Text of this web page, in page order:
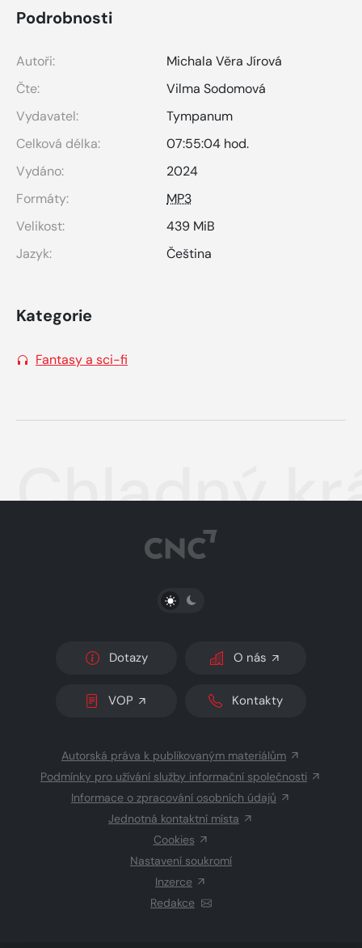
Podrobnosti
Autoři:
Michala Věra Jírová
Čte:
Vilma Sodomová
Vydavatel:
Tympanum
Celková délka:
07:55:04 hod.
Vydáno:
2024
Formáty:
MP3
Velikost:
439 MiB
Jazyk:
Čeština
Kategorie
Fantasy a sci-fi
Chladný
PŘEPNOUT SVĚTLÝ/TMAVÝ REŽIM
Dotazy O nás
VOP Kontakty
Autorská práva k publikovaným materiálům
Podmínky pro užívání služby informační společnosti
Informace o zpracování osobních údajů
Jednotná kontaktní místa
Cookies
Nastavení soukromí
Inzerce
Redakce